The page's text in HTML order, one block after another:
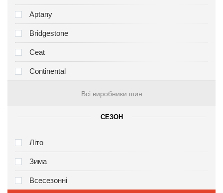
Aptany
Bridgestone
Ceat
Continental
Всі виробники шин
СЕЗОН
Літо
Зима
Всесезонні